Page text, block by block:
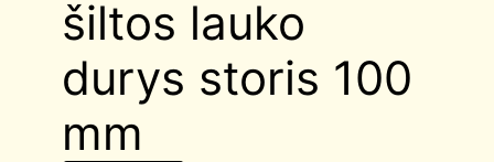
šiltos lauko
durys storis 100
mm